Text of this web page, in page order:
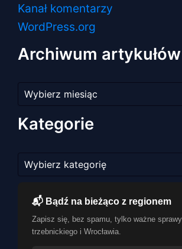
Kanał komentarzy
WordPress.org
Archiwum artykułów
artykułów
Kategorie
📬 Bądź na bieżąco z regionem
Zapisz się, bez spamu, tylko ważne
trzebnickiego i Wrocławia.